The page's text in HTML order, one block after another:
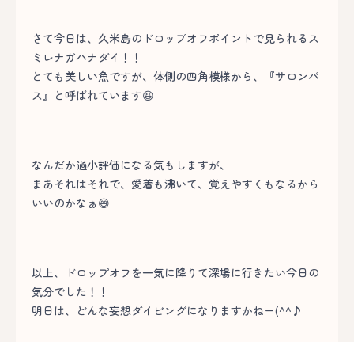
さて今日は、久米島のドロップオフポイントで見られるス
ミレナガハナダイ！！
とても美しい魚ですが、体側の四角模様から、『サロンパ
ス』と呼ばれています😆
なんだか過小評価になる気もしますが、
まあそれはそれで、愛着も沸いて、覚えやすくもなるから
いいのかなぁ😅
以上、ドロップオフを一気に降りて深場に行きたい今日の
気分でした！！
明日は、どんな妄想ダイビングになりますかねー(^^♪